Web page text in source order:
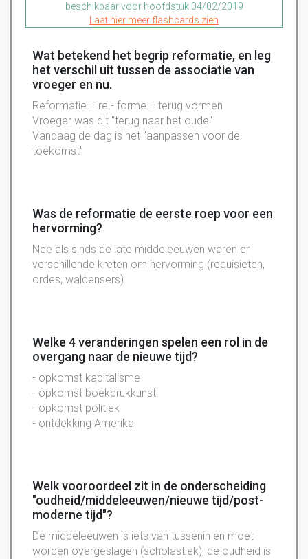
beschikbaar voor hoofdstuk 04/02/2019
Laat hier meer flashcards zien
Wat betekend het begrip reformatie, en leg
het verschil uit tussen de associatie van
vroeger en nu.
Reformatie = re - forme = terug vormen
Vroeger was dit "terug naar het oude"
Vandaag de dag is het "aanpassen voor de
toekomst"
Was de reformatie de eerste roep voor een
hervorming?
Nee als sinds de late middeleeuwen waren er
verschillende kreten om hervorming (requisieten,
ordes, waldensers)
Welke 4 veranderingen spelen een rol in de
overgang naar de nieuwe tijd?
- opkomst kapitalisme
- opkomst boekdrukkunst
- opkomst politiek
- ontdekking Amerika
Welk vooroordeel zit in de onderscheiding
"oudheid/middeleeuwen/nieuwe tijd/post-
moderne tijd"?
De middeleeuwen is iets van tussenin en moet
worden overgeslagen (scholastiek), de oudheid is